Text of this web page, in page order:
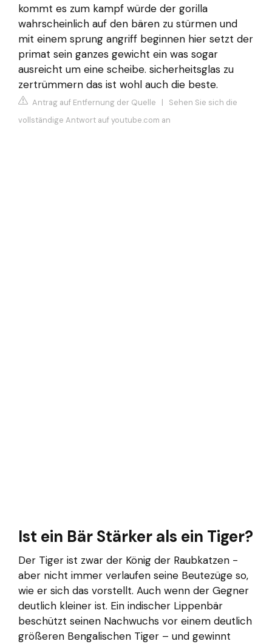
kommt es zum kampf würde der gorilla
wahrscheinlich auf den bären zu stürmen und
mit einem sprung angriff beginnen hier setzt der
primat sein ganzes gewicht ein was sogar
ausreicht um eine scheibe. sicherheitsglas zu
zertrümmern das ist wohl auch die beste.
Antrag auf Entfernung der Quelle | Sehen Sie sich die
vollständige Antwort auf youtube.com an
Ist ein Bär Stärker als ein Tiger?
Der Tiger ist zwar der König der Raubkatzen -
aber nicht immer verlaufen seine Beutezüge so,
wie er sich das vorstellt. Auch wenn der Gegner
deutlich kleiner ist. Ein indischer Lippenbär
beschützt seinen Nachwuchs vor einem deutlich
größeren Bengalischen Tiger – und gewinnt